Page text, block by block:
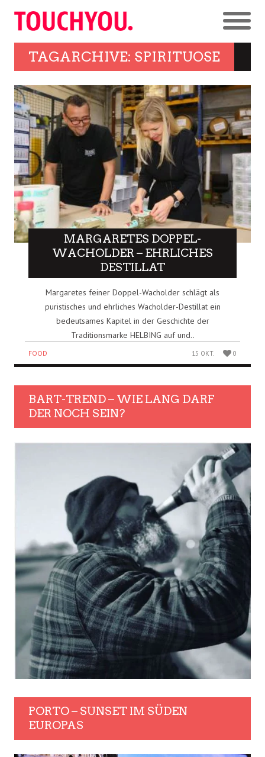
TAGARCHIVE: SPIRITUOSE
MARGARETES DOPPEL-
WACHOLDER – EHRLICHES
DESTILLAT
Margaretes feiner Doppel-Wacholder schlägt als
puristisches und ehrliches Wacholder-Destillat ein
bedeutsames Kapitel in der Geschichte der
Traditionsmarke HELBING auf und..
FOOD 15 OKT. 0
BART-TREND – WIE LANG DARF
DER NOCH SEIN?
PORTO – SUNSET IM SÜDEN
EUROPAS